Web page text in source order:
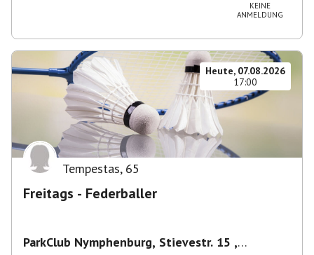
KEINE
ANMELDUNG
Heute, 07.08.2026
17:00
Tempestas, 65
Freitags - Federballer
ParkClub Nymphenburg, Stievestr. 15 ,